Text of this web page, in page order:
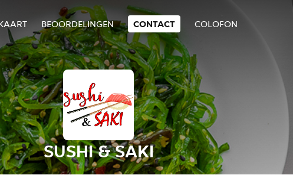
BEOORDELINGEN CONTACT COLOFON
SUSHI & SAKI